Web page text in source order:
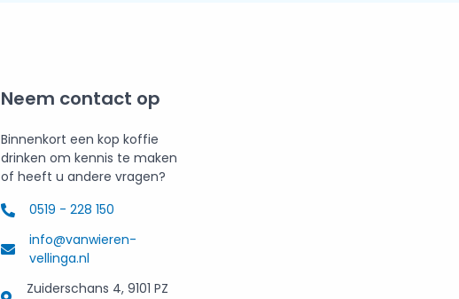
Neem contact op
Binnenkort een kop koffie
drinken om kennis te maken
of heeft u andere vragen?
0519 - 228 150
info@vanwieren-
vellinga.nl
Zuiderschans 4, 9101 PZ